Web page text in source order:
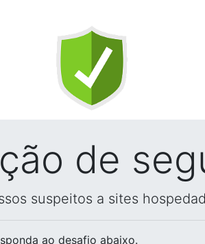
de
suspeitos a sites
ao desafio abaixo.